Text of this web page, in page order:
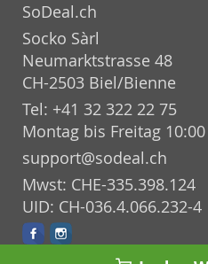
SoDeal.ch
Socko Sàrl
Neumarktstrasse 48
CH-2503 Biel/Bienne
Tel: +41 32 322 22 75
Montag bis Freitag
support@sodeal.ch
Mwst: CHE-335.398.124
UID: CH-036.4.066.232-4